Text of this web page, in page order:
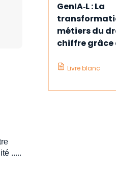
.....
GenIA‑L : La
métiers du
chiffre grâce
Livre blanc